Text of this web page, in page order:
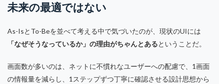
未来の最適ではない
As-IsとTo-Beを並べて考える中で気づいたのが、現状のUIには
「なぜそうなっているか」の理由がちゃんとあるということだ。
画面数が多いのは、ネットに不慣れなユーザーへの配慮で、1画面
の情報量を減らし、1ステップずつ丁寧に確認させる設計思想から